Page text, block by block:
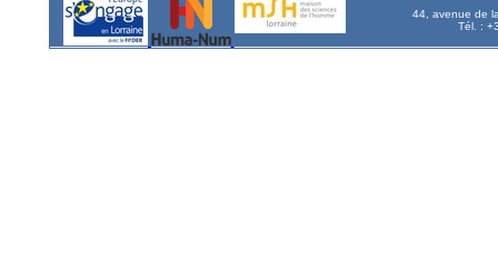
44, avenue de
Tél. :